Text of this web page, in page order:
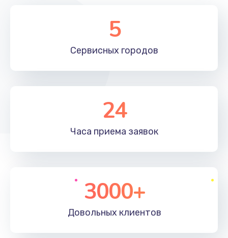
5
Сервисных городов
24
Часа приема заявок
3000+
Довольных клиентов